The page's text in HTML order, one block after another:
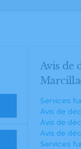
Avis de
Services
Avis de
Avis de
Avis de
Services